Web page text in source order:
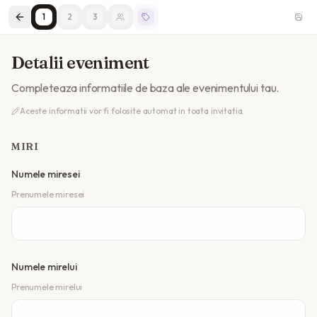
1 2 3
Detalii eveniment
Completeaza informatiile de baza ale evenimentului tau.
Aceste informatii vor fi folosite automat in toata invitatia.
MIRI
Numele miresei
Prenumele miresei
Numele mirelui
Prenumele mirelui